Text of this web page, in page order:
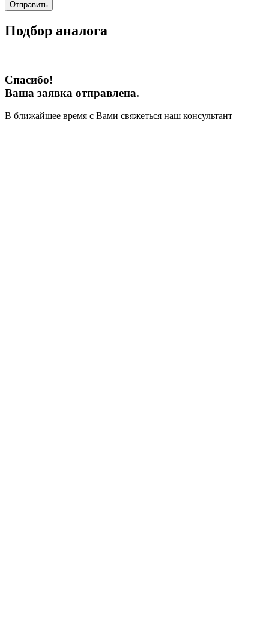
Отправить
Подбор аналога
Спасибо!
Ваша заявка отправлена.
В ближайшее время с Вами свяжеться наш консультант